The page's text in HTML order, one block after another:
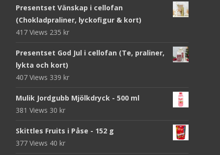
Presentset Vänskap i cellofan
(Chokladpraliner, lyckofigur & kort)
417 Views 235 kr
Presentset God Jul i cellofan (Te, praliner,
lykta och kort)
407 Views 339 kr
Mulik Jordgubb Mjölkdryck - 500 ml
381 Views 30 kr
Skittles Fruits i Påse - 152 g
377 Views 40 kr